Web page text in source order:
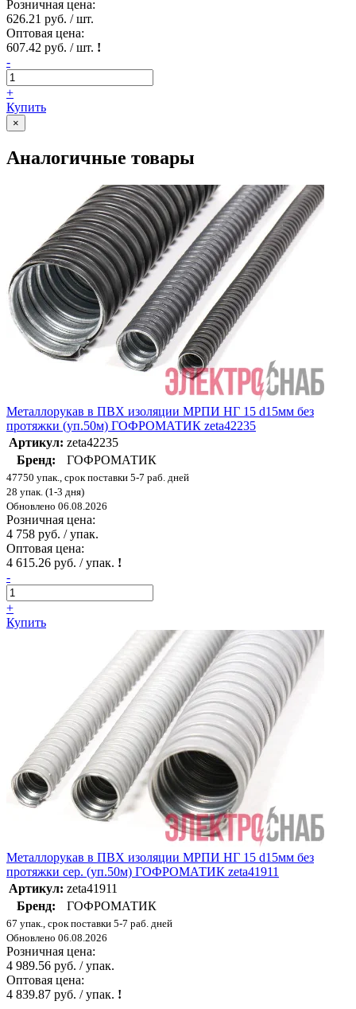
Розничная цена:
626.21 руб. / шт.
Оптовая цена:
607.42 руб. / шт. !
-
+
Купить
×
Аналогичные товары
Металлорукав в ПВХ изоляции МРПИ НГ 15 d15мм без
протяжки (уп.50м) ГОФРОМАТИК zeta42235
Артикул: zeta42235
Бренд:
ГОФРОМАТИК
47750 упак., срок поставки 5-7 раб. дней
28 упак. (1-3 дня)
Обновлено 06.08.2026
Розничная цена:
4 758 руб. / упак.
Оптовая цена:
4 615.26 руб. / упак. !
-
+
Купить
Металлорукав в ПВХ изоляции МРПИ НГ 15 d15мм без
протяжки сер. (уп.50м) ГОФРОМАТИК zeta41911
Артикул: zeta41911
Бренд:
ГОФРОМАТИК
67 упак., срок поставки 5-7 раб. дней
Обновлено 06.08.2026
Розничная цена:
4 989.56 руб. / упак.
Оптовая цена:
4 839.87 руб. / упак. !